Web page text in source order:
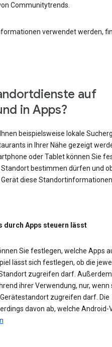
Communitytrends.
verwendet werden,
auf
in Apps?
beispielsweise lokale
in Ihrer Nähe gezeigt
oder Tablet können Sie
bestimmen dürfen und
diese Standortinformationen
durch Apps steuern lässt
Sie festlegen, welche Apps
lässt sich festlegen, ob die
zugreifen darf.
ihrer Verwendung, nur, wenn
zugreifen darf. Die
davon ab, welche Android-